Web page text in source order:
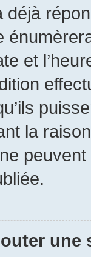
déjà
et
la
une